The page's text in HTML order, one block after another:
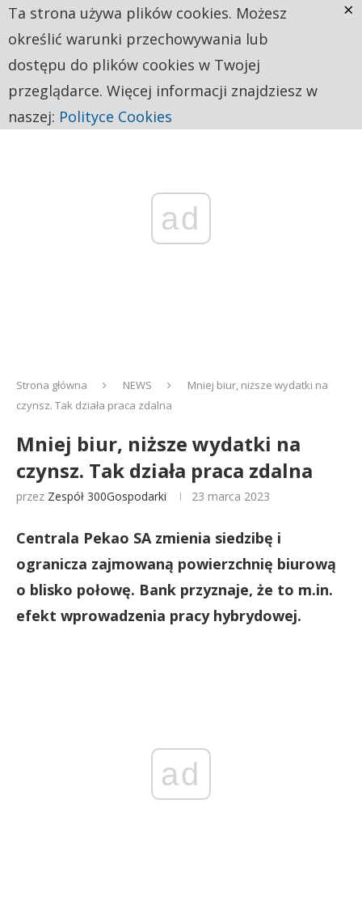
ad
Strona główna NEWS
Mniej biur, niższe wydatki na
czynsz. Tak działa praca zdalna
Mniej biur, niższe wydatki na
czynsz. Tak działa praca zdalna
przez Zespół 300Gospodarki 23 marca 2023
Centrala Pekao SA zmienia siedzibę i
ogranicza zajmowaną powierzchnię biurową
o blisko połowę. Bank przyznaje, że to m.in.
efekt wprowadzenia pracy hybrydowej.
ad
Ta strona używa plików cookies. Możesz
określić warunki przechowywania lub
dostępu do plików cookies w Twojej
przeglądarce. Więcej informacji znajdziesz w
naszej: Polityce Cookies
×